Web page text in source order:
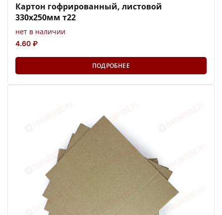
Картон гофрированный, листовой
330х250мм т22
нет в наличии
4.60 ₽
ПОДРОБНЕЕ